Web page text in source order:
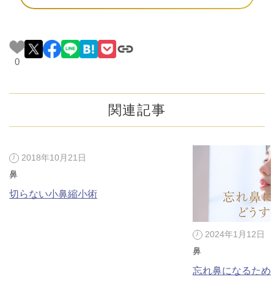
0
関連記事
2018年10月21日
鼻
切らない小鼻縮小術
2024年1月12日
鼻
忘れ鼻になるた